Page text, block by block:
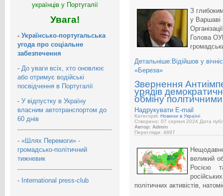
українців у Португалії
Увага!
- Українсько-португальська
угода про соціальне
забезпечення
- До уваги всіх, хто оновлює
або отримує водійські
посвідчення в Португалії
- У відпустку в Україну
власним автотранспортом до
60 днів
- «Шлях Перемоги» -
громадсько-політичний
тижневик
- International press-club
З
у Варшаві
Голова
Детальніше:Відійшов у
«Береза»
Звернення
урядів
обміну
Надрукувати E-mail
Категорія: Новини в Україні
Створено: 07 серпня 2024 Дата
Автор: Admin
Перегляди: 4897
великий
Росією
політичних активістів,